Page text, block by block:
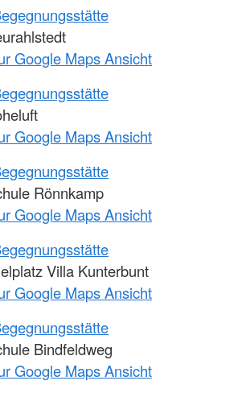
Google Maps Ansicht
Google Maps Ansicht
Rönnkamp
Google Maps Ansicht
Villa Kunterbunt
Google Maps Ansicht
Bindfeldweg
Google Maps Ansicht